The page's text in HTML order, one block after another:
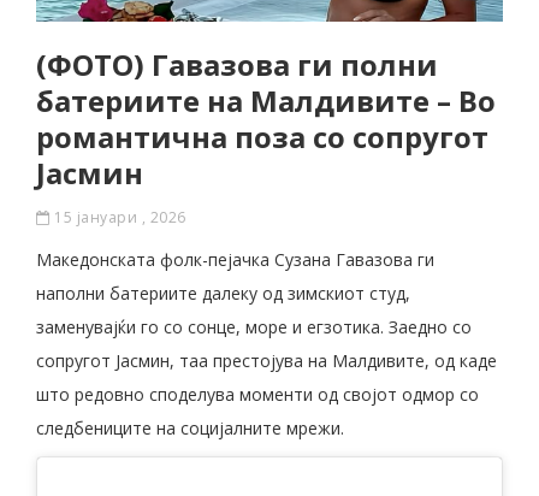
(ФОТО) Гавазова ги полни
батериите на Малдивите – Во
романтична поза со сопругот
Јасмин
15 јануари , 2026
Македонската фолк-пејачка Сузана Гавазова ги
наполни батериите далеку од зимскиот студ,
заменувајќи го со сонце, море и егзотика. Заедно со
сопругот Јасмин, таа престојува на Малдивите, од каде
што редовно споделува моменти од својот одмор со
следбениците на социјалните мрежи.